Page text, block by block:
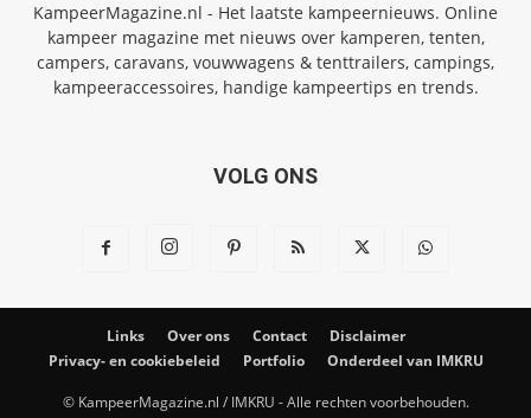
KampeerMagazine.nl - Het laatste kampeernieuws. Online
kampeer magazine met nieuws over kamperen, tenten,
campers, caravans, vouwwagens & tenttrailers, campings,
kampeeraccessoires, handige kampeertips en trends.
VOLG ONS
Links Over ons Contact
Disclaimer
Privacy- en cookiebeleid
Portfolio Onderdeel van IMKRU
© KampeerMagazine.nl / IMKRU - Alle rechten voorbehouden.